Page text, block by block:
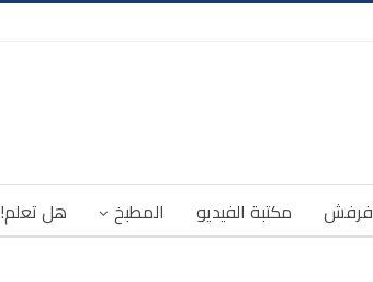
فرفش مكتبة الفيديو المطبخ هل تعلم!